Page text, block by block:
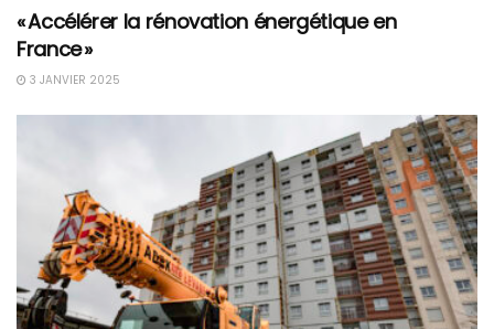
« Accélérer la rénovation énergétique en
France »
3 JANVIER 2025